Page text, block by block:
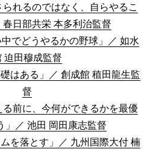
られるのではなく、自らやるこ
春日部共栄 本多利治監督
中でどうやるかの野球」／ 如水
迫田穆成監督
はある」／ 創成館 稙田龍生監
督
る前に、今何ができるかを最優
」／ 池田 岡田康志監督
を落とす」／ 九州国際大付 楠